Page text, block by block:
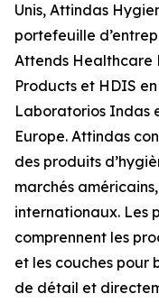
Unis, Attindas
portefeuille
Attends Healthcare
Products et HDIS
Laboratorios Indas
Europe. Attindas
des produits
marchés
internationaux. Les
comprennent les
et les couches pour
de détail et